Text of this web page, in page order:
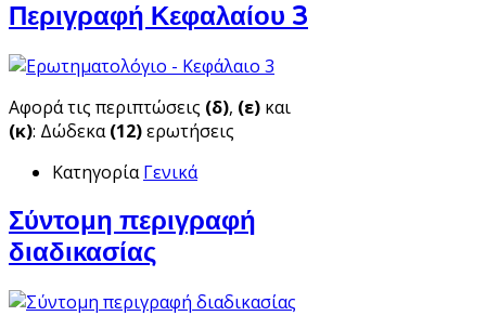
Περιγραφή Κεφαλαίου 3
Αφορά τις περιπτώσεις (δ), (ε) και
(κ): Δώδεκα(12)ερωτήσεις
Κατηγορία Γενικά
Σύντομη περιγραφή
διαδικασίας